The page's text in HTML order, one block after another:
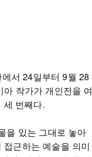
서 24일부터 9월 28
작가가 개인전을 여
세 번째다.
을 있는 그대로 놓아
근하는 예술을 의미